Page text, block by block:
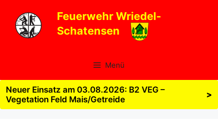
Inhalt
springen
Feuerwehr Wriedel-
Schatensen
Menü
Neuer Einsatz am 03.08.2026: B2 VEG –
Vegetation Feld Mais/Getreide
>